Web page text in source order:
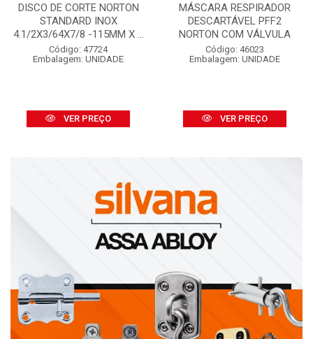
DISCO DE CORTE NORTON
STANDARD INOX
4.1/2X3/64X7/8 -115MM X ...
Código: 47724
Embalagem: UNIDADE
VER PREÇO
MÁSCARA RESPIRADOR
DESCARTÁVEL PFF2
NORTON COM VÁLVULA
Código: 46023
Embalagem: UNIDADE
VER PREÇO